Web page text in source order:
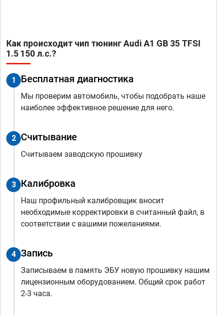
Как происходит чип тюнинг Audi A1 GB 35 TFSI
1.5 150 л.с.?
1 Бесплатная диагностика
Мы проверим автомобиль, чтобы подобрать наше
наиболее эффективное решение для него.
2 Считывание
Считываем заводскую прошивку
3 Калибровка
Наш профильный калибровщик вносит
необходимые корректировки в считанный файл, в
соответствии с вашими пожеланиями.
4 Запись
Записываем в память ЭБУ новую прошивку нашим
лицензионным оборудованием. Общий срок работ
2-3 часа.